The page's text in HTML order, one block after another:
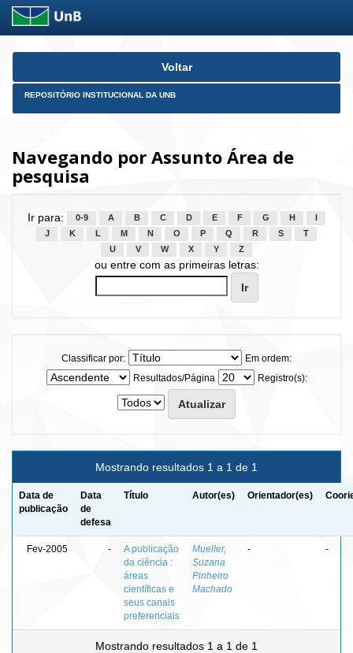
Skip
Voltar
REPOSITÓRIO INSTITUCIONAL DA UNB
Navegando por Assunto Área de
pesquisa
Ir para: 0-9 A B C D E F G H
J
K L M N O P Q R S
T
U
V W X Y Z
ou entre com as primeiras letras:
Classificar por:
Em ordem:
Resultados/Página
Registro(s):
Mostrando resultados 1 a 1 de 1
Data de
publicação
Data
de
defesa
Título Autor(es) Orientador(es)
Fev-2005 -
A publicação
da ciência :
áreas
científicas e
seus canais
preferenciais
Mueller,
Suzana
Pinheiro
Machado
- -
Mostrando resultados 1 a 1 de 1